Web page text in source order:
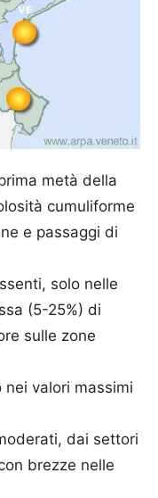
metà della
cumuliforme
e passaggi di
solo nelle
(5-25%) di
sulle zone
nei valori massimi
dai settori
brezze nelle